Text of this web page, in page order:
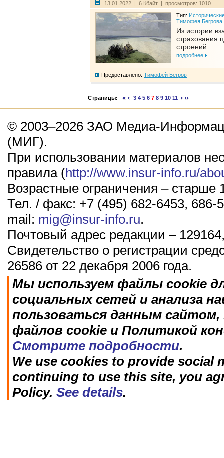
13.01.2022 | 6 Кбайт | просмотров: 1010
Тип:
Тимофея Бегрова
Из истории
страхования
строений
подробнее
Предоставлено: Тимофей Бегров
Страницы: 3 4 5 6 7 8 9 10 11
© 2003–2026 ЗАО Медиа-
(МИГ).
При использовании материалов
правила (http://www.insur-info.ru/
Возрастные ограничения – старше
Тел. / факс: +7 (495) 682-6453, 686-
mail: mig@insur-info.ru.
Почтовый адрес редакции –
Свидетельство о регистрации
26586 от 22 декабря 2006 года.
Мы используем файлы cookie
социальных сетей и анализа
пользоваться данным
файлов cookie и Политикой
Смотрите подробности.
We use cookies to provide social
continuing to use this site, you
Policy. See details.